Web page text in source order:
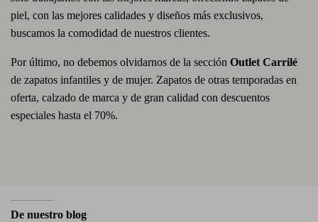
piel, con las mejores calidades y diseños más exclusivos,
buscamos la comodidad de nuestros clientes.
Por último, no debemos olvidarnos de la sección Outlet Carrilé
de zapatos infantiles y de mujer. Zapatos de otras temporadas en
oferta, calzado de marca y de gran calidad con descuentos
especiales hasta el 70%.
De nuestro blog